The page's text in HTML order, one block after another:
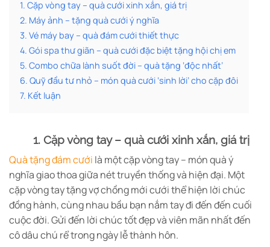
1. Cặp vòng tay – quà cưới xinh xắn, giá trị
2. Máy ảnh – tặng quà cưới ý nghĩa
3. Vé máy bay – quà đám cưới thiết thực
4. Gói spa thư giãn – quà cưới đặc biệt tặng hội chị em
5. Combo chữa lành suốt đời – quà tặng ‘độc nhất’
6. Quỹ đầu tư nhỏ – món quà cưới ‘sinh lời’ cho cặp đôi
7. Kết luận
1. Cặp vòng tay – quà cưới xinh xắn, giá trị
Quà tặng đám cưới là một cặp vòng tay – món quà ý
nghĩa giao thoa giữa nét truyền thống và hiện đại. Một
cặp vòng tay tặng vợ chồng mới cưới thể hiện lời chúc
đồng hành, cùng nhau bầu bạn nắm tay đi đến đến cuối
cuộc đời. Gửi đến lời chúc tốt đẹp và viên mãn nhất đến
cô dâu chú rể trong ngày lễ thành hôn.